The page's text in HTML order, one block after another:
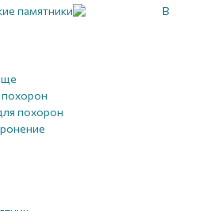
памятники
В
похорон